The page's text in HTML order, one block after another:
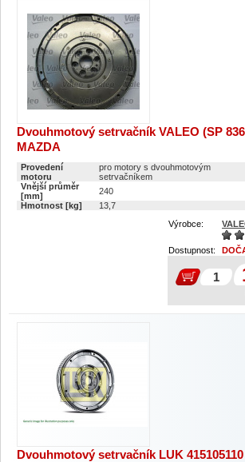
Dvouhmotový setrvačník VALEO (SP
MAZDA
Provedení
motoru
pro motory s dvouhmotovým
setrvačníkem
Vnější průměr
[mm]
240
Hmotnost [kg]
13,7
Výrobce:
Dostupnost:
Dvouhmotový setrvačník LUK 415105110